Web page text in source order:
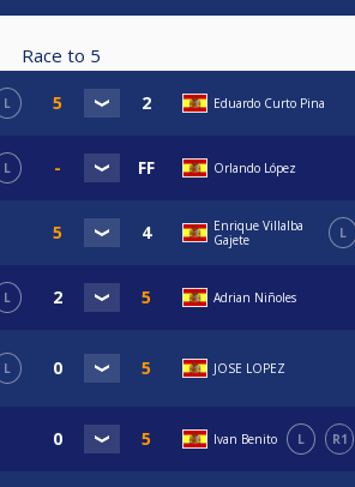
Race to 5
L Eduardo Curto Pina
L Orlando López
Enrique Villalba
Gajete
L
L Adrian Niñoles
L JOSE LOPEZ
Ivan Benito L R1